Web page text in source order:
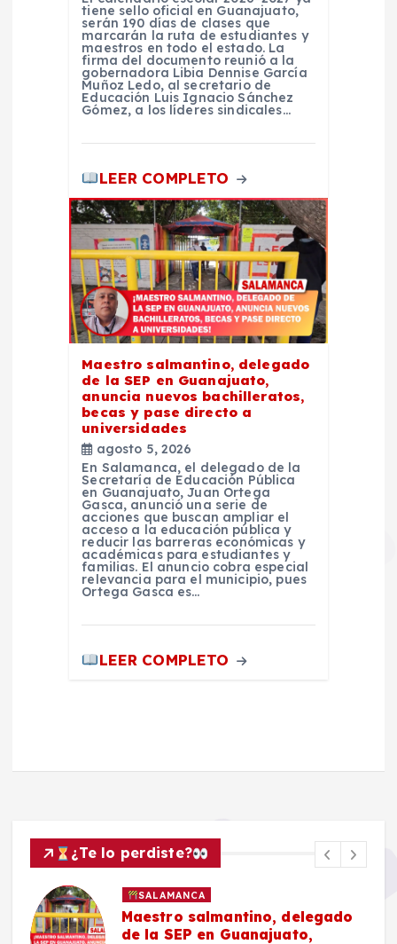
tiene sello oficial en Guanajuato,
serán 190 días de clases que
marcarán la ruta de estudiantes y
maestros en todo el estado. La
firma del documento reunió a la
gobernadora Libia Dennise García
Muñoz Ledo, al secretario de
Educación Luis Ignacio Sánchez
Gómez, a los líderes sindicales…
LEER COMPLETO
Maestro salmantino, delegado
de la SEP en Guanajuato,
anuncia nuevos bachilleratos,
becas y pase directo a
universidades
agosto 5, 2026
En Salamanca, el delegado de la
Secretaría de Educación Pública
en Guanajuato, Juan Ortega
Gasca, anunció una serie de
acciones que buscan ampliar el
acceso a la educación pública y
reducir las barreras económicas y
académicas para estudiantes y
familias. El anuncio cobra especial
relevancia para el municipio, pues
Ortega Gasca es…
LEER COMPLETO
¿Te lo perdiste?
SALAMANCA
Maestro salmantino, delegado
de la SEP en Guanajuato,